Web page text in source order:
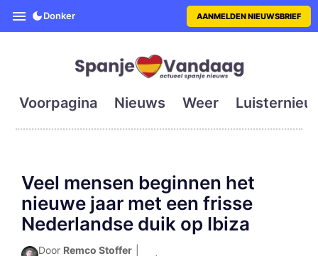
SpanjeVandaag is de eerste
Donker AANMELDEN NIEUWSBRIEF
Voorpagina Nieuws Weer
Veel mensen beginnen het
nieuwe jaar met een frisse
Nederlandse duik op Ibiza
Door Remco Stoffer